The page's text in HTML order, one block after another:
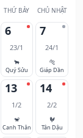
THỨ BẢY CHỦ NHẬT
6
23/1
🐂
Quý Sửu
7
24/1
🐅
Giáp Dần
13
1/2
🐒
Canh Thân
14
2/2
🐓
Tân Dậu